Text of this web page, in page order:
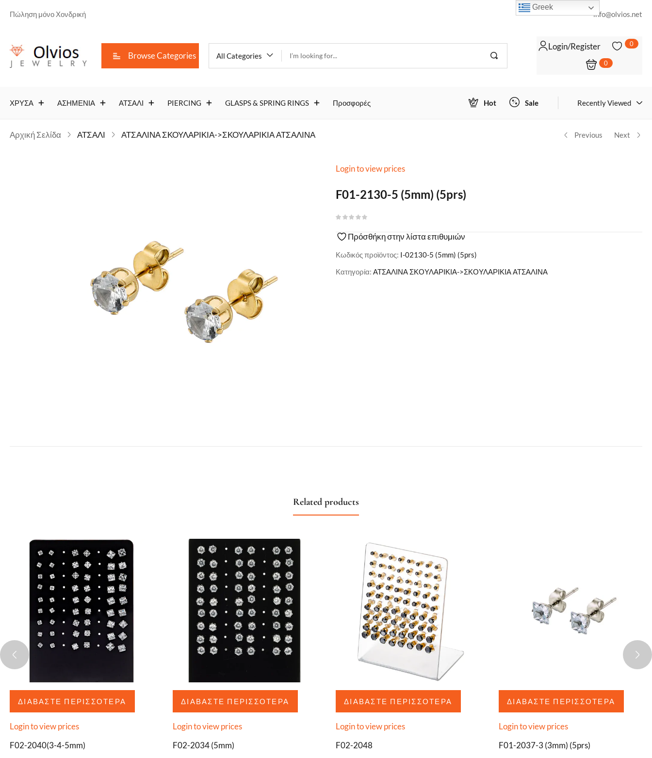
Πώληση μόνο Χονδρική info@olvios.net
Browse Categories All Categories
Login/Register 0
0
ΧΡΥΣΑ ΑΣΗΜΕΝΙΑ ΑΤΣΑΛΙ PIERCING GLASPS & SPRING RINGS Προσφορές Hot Sale Recently Viewed
Αρχική Σελίδα ΑΤΣΑΛΙ ΑΤΣΑΛΙΝΑ ΣΚΟΥΛΑΡΙΚΙΑ->ΣΚΟΥΛΑΡΙΚΙΑ ΑΤΣΑΛΙΝΑ Previous Next
Login to view prices
F01-2130-5 (5mm) (5prs)
Πρόσθήκη στην λίστα επιθυμιών
Κωδικός προϊόντος: I-02130-5 (5mm) (5prs)
Κατηγορία: ΑΤΣΑΛΙΝΑ ΣΚΟΥΛΑΡΙΚΙΑ->ΣΚΟΥΛΑΡΙΚΙΑ ΑΤΣΑΛΙΝΑ
Related products
ΔΙΑΒΆΣΤΕ ΠΕΡΙΣΣΌΤΕΡΑ
Login to view prices
F02-2040(3-4-5mm)
ΔΙΑΒΆΣΤΕ ΠΕΡΙΣΣΌΤΕΡΑ
Login to view prices
F02-2034 (5mm)
ΔΙΑΒΆΣΤΕ ΠΕΡΙΣΣΌΤΕΡΑ
Login to view prices
F02-2048
ΔΙΑΒΆΣΤΕ ΠΕΡΙΣΣΌΤΕΡΑ
Login to view prices
F01-2037-3 (3mm) (5prs)
Greek